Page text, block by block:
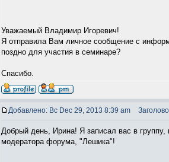
Уважаемый Владимир Игоревич!
Я отправила Вам личное сообщение с
поздно для участия в семинаре?
Спасибо.
Добавлено: Вс Dec 29, 2013 8:39 am
Добрый день, Ирина! Я записал вас в
модератора форума, "Лешика"!